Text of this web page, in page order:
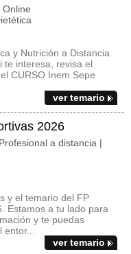
y Nutrición a Distancia
te interesa, revisa el
CURSO Inem Sepe
ver temario
2026
a distancia |
y el temario del FP
Estamos a tu lado para
y te puedas
ver temario